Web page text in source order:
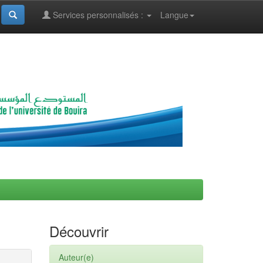
Langue
Services personnalisés :
Découvrir
Auteur(e)